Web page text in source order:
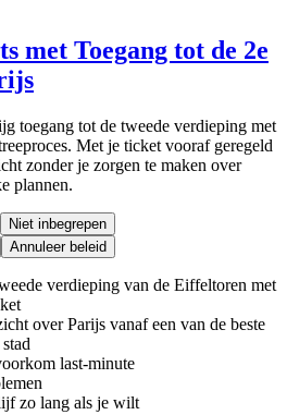
met Toegang tot de 2e
toegang tot de tweede verdieping met
Met je ticket vooraf geregeld
zonder je zorgen te maken over
plannen.
Niet inbegrepen
Annuleer beleid
verdieping van de Eiffeltoren met
over Parijs vanaf een van de beste
last-minute
zo lang als je wilt